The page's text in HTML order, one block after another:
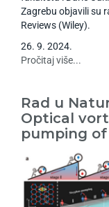
Zagrebu objavili su
Reviews (Wiley).
26. 9. 2024.
Pročitaj više...
Rad u
Optical
pumping